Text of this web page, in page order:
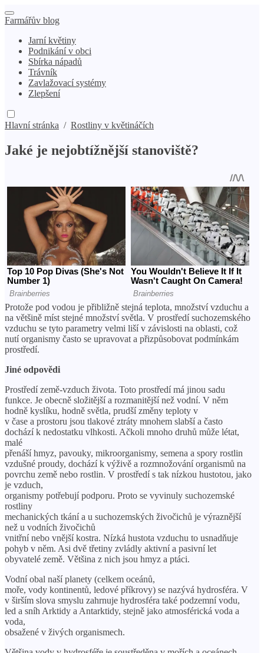
Farmářův blog
Jarní květiny
Podnikání v obci
Sbírka nápadů
Trávník
Zavlažovací systémy
Zlepšení
Hlavní stránka / Rostliny v květináčích
Jaké je nejobtížnější stanoviště?
Protože pod vodou je přibližně stejná teplota, množství vzduchu a
na většině míst stejné množství světla. V prostředí suchozemského
vzduchu se tyto parametry velmi liší v závislosti na oblasti, což
nutí organismy často se upravovat a přizpůsobovat podmínkám
prostředí.
Jiné odpovědi
Prostředí země-vzduch života. Toto prostředí má jinou sadu
funkce. Je obecně složitější a rozmanitější než vodní. V něm
hodně kyslíku, hodně světla, prudší změny teploty v
v čase a prostoru jsou tlakové ztráty mnohem slabší a často
dochází k nedostatku vlhkosti. Ačkoli mnoho druhů může létat,
malé
přenáší hmyz, pavouky, mikroorganismy, semena a spory rostlin
vzdušné proudy, dochází k výživě a rozmnožování organismů na
povrchu země nebo rostlin. V prostředí s tak nízkou hustotou, jako
je vzduch,
organismy potřebují podporu. Proto se vyvinuly suchozemské
rostliny
mechanických tkání a u suchozemských živočichů je výraznější
než u vodních živočichů
vnitřní nebo vnější kostra. Nízká hustota vzduchu to usnadňuje
pohyb v něm. Asi dvě třetiny zvládly aktivní a pasivní let
obyvatelé země. Většina z nich jsou hmyz a ptáci.
Vodní obal naší planety (celkem oceánů,
moře, vody kontinentů, ledové příkrovy) se nazývá hydrosféra. V
v širším slova smyslu zahrnuje hydrosféra také podzemní vodu,
led a sníh Arktidy a Antarktidy, stejně jako atmosférická voda a
voda,
obsažené v živých organismech.